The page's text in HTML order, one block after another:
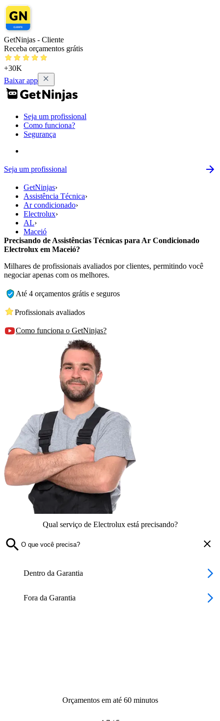
GetNinjas - Cliente
Receba orçamentos grátis
+30K
Baixar app
Seja um profissional
Como funciona?
Segurança
Seja um profissional
GetNinjas›
Assistência Técnica›
Ar condicionado›
Electrolux›
AL›
Maceió
Precisando de Assistências Técnicas para Ar Condicionado
Electrolux em Maceió?
Milhares de profissionais avaliados por clientes, permitindo você
negociar apenas com os melhores.
Até 4 orçamentos grátis e seguros
Profissionais avaliados
Como funciona o GetNinjas?
Qual serviço de Electrolux está precisando?
Dentro da Garantia
Fora da Garantia
Orçamentos em até 60 minutos